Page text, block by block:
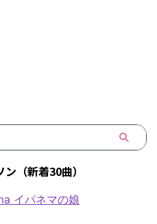
（新着30曲）
イパネマの娘